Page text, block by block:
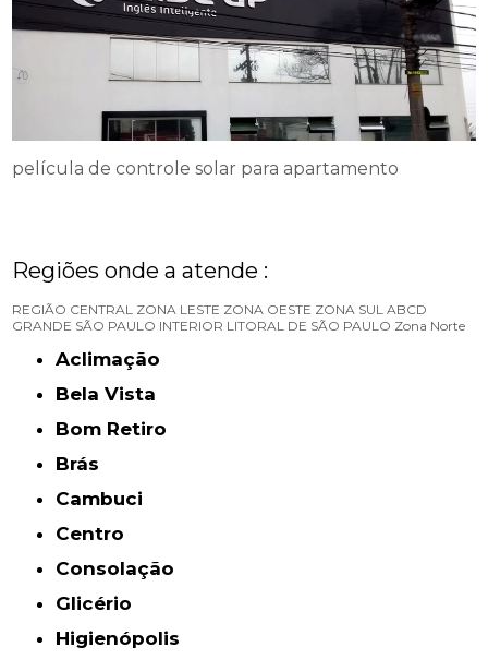
película de controle solar para apartamento
Regiões onde a atende :
REGIÃO CENTRAL ZONA LESTE ZONA OESTE ZONA SUL ABCD
GRANDE SÃO PAULO INTERIOR LITORAL DE SÃO PAULO Zona Norte
Aclimação
Bela Vista
Bom Retiro
Brás
Cambuci
Centro
Consolação
Glicério
Higienópolis